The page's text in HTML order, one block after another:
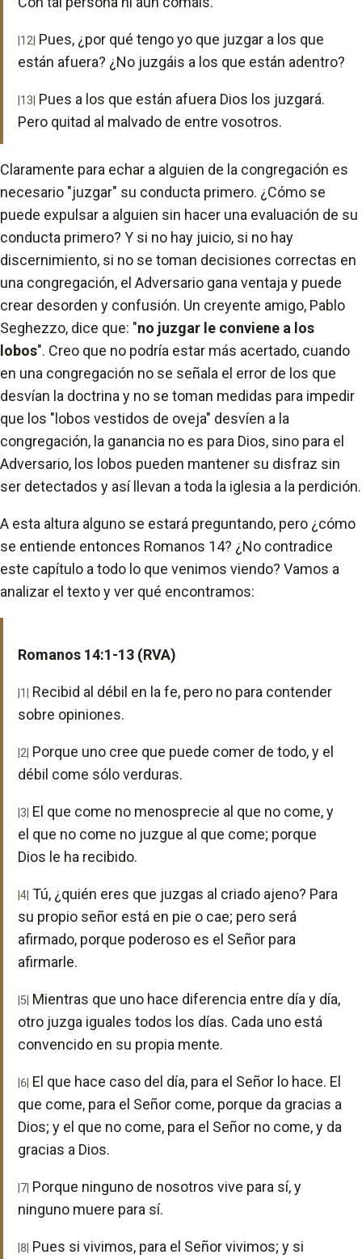
|12| Pues, ¿por qué tengo yo que juzgar a los que
están afuera? ¿No juzgáis a los que están adentro?
|13| Pues a los que están afuera Dios los juzgará.
Pero quitad al malvado de entre vosotros.
Claramente para echar a alguien de la congregación es
necesario "juzgar" su conducta primero. ¿Cómo se
puede expulsar a alguien sin hacer una evaluación de su
conducta primero? Y si no hay juicio, si no hay
discernimiento, si no se toman decisiones correctas en
una congregación, el Adversario gana ventaja y puede
crear desorden y confusión. Un creyente amigo, Pablo
Seghezzo, dice que: "no juzgar le conviene a los
lobos". Creo que no podría estar más acertado, cuando
en una congregación no se señala el error de los que
desvían la doctrina y no se toman medidas para impedir
que los "lobos vestidos de oveja" desvíen a la
congregación, la ganancia no es para Dios, sino para el
Adversario, los lobos pueden mantener su disfraz sin
ser detectados y así llevan a toda la iglesia a la perdición.
A esta altura alguno se estará preguntando, pero ¿cómo
se entiende entonces Romanos 14? ¿No contradice
este capítulo a todo lo que venimos viendo? Vamos a
analizar el texto y ver qué encontramos:
Romanos 14:1-13 (RVA)
|1|
Recibid al débil en la fe, pero no para contender
sobre opiniones.
|2| Porque uno cree que puede comer de todo, y el
débil come sólo verduras.
|3| El que come no menosprecie al que no come, y
el que no come no juzgue al que come; porque
Dios le ha recibido.
|4| Tú, ¿quién eres que juzgas al criado ajeno? Para
su propio señor está en pie o cae; pero será
afirmado, porque poderoso es el Señor para
afirmarle.
|5| Mientras que uno hace diferencia entre día y día,
otro juzga iguales todos los días. Cada uno está
convencido en su propia mente.
|6| El que hace caso del día, para el Señor lo hace. El
que come, para el Señor come, porque da gracias a
Dios; y el que no come, para el Señor no come, y da
gracias a Dios.
|7| Porque ninguno de nosotros vive para sí, y
ninguno muere para sí.
|8| Pues si vivimos, para el Señor vivimos; y si